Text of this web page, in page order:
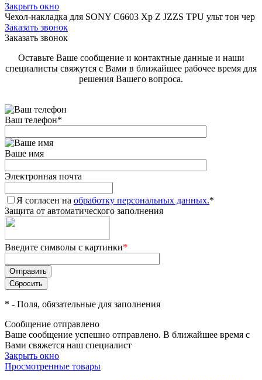
Закрыть окно
Чехол-накладка для SONY C6603 Xp Z JZZS TPU ульт тон чер
Заказать звонок
Заказать звонок
Оставьте Ваше сообщение и контактные данные и наши
специалисты свяжутся с Вами в ближайшее рабочее время для
решения Вашего вопроса.
Ваш телефон*
Ваше имя
Электронная почта
Я согласен на обработку персональных данных.*
Защита от автоматического заполнения
Введите символы с картинки*
* - Поля, обязательные для заполнения
Сообщение отправлено
Ваше сообщение успешно отправлено. В ближайшее время с
Вами свяжется наш специалист
Закрыть окно
Просмотренные товары